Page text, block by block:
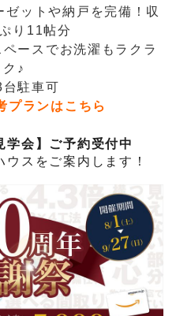
ゼットや納戸を完備！収
り 11帖分
ースでお洗濯もラクラ
ク♪
台駐車可
プランはこちら
学会】ご予約受付中
スをご案内します！